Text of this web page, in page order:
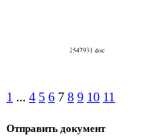
1 ... 4 5 6 7 8 9 10 11
Отправить документ